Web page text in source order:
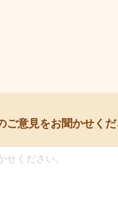
ご意見をお聞かせく